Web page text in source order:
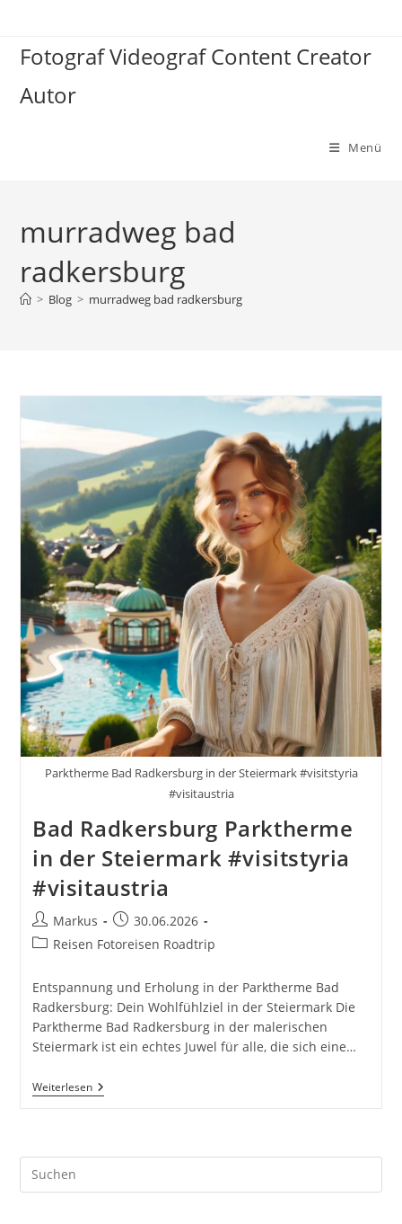
springen
Fotograf Videograf Content Creator
Autor
Menü
murradweg bad
radkersburg
> Blog > murradweg bad radkersburg
Parktherme Bad Radkersburg in der Steiermark #visitstyria
#visitaustria
Bad Radkersburg Parktherme
in der Steiermark #visitstyria
#visitaustria
Beitrags-
Autor:
Markus
Beitrag
veröffentlicht:
30.06.2026
Beitrags-
Reisen Fotoreisen Roadtrip
Entspannung und Erholung in der Parktherme Bad
Radkersburg: Dein Wohlfühlziel in der Steiermark Die
Parktherme Bad Radkersburg in der malerischen
Steiermark ist ein echtes Juwel für alle, die sich eine…
WeiterlesenBad
Radkersburg
Steiermark